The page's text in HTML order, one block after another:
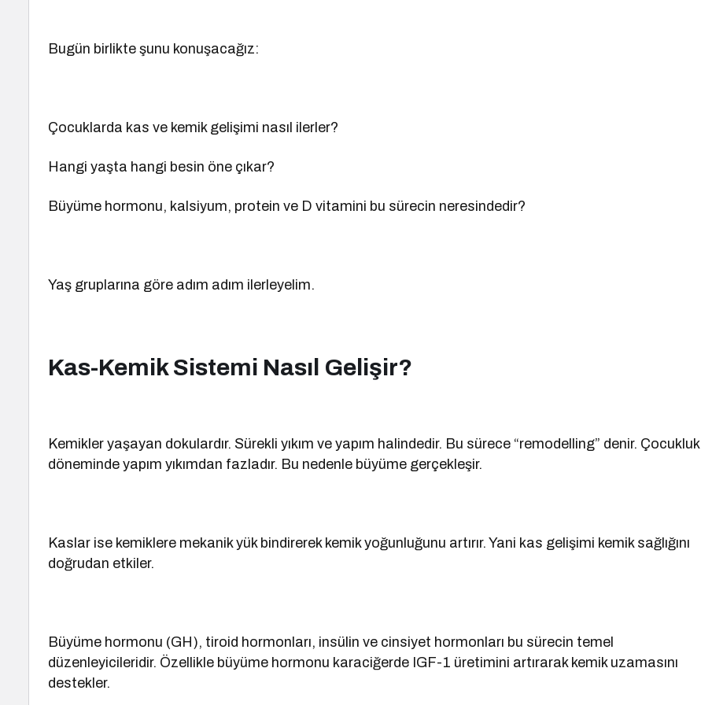
Bugün birlikte şunu konuşacağız:
Çocuklarda kas ve kemik gelişimi nasıl ilerler?
Hangi yaşta hangi besin öne çıkar?
Büyüme hormonu, kalsiyum, protein ve D vitamini bu sürecin neresindedir?
Yaş gruplarına göre adım adım ilerleyelim.
Kas-Kemik Sistemi Nasıl Gelişir?
Kemikler yaşayan dokulardır. Sürekli yıkım ve yapım halindedir. Bu sürece “remodelling” denir. Çocukluk
döneminde yapım yıkımdan fazladır. Bu nedenle büyüme gerçekleşir.
Kaslar ise kemiklere mekanik yük bindirerek kemik yoğunluğunu artırır. Yani kas gelişimi kemik sağlığını
doğrudan etkiler.
Büyüme hormonu (GH), tiroid hormonları, insülin ve cinsiyet hormonları bu sürecin temel
düzenleyicileridir. Özellikle büyüme hormonu karaciğerde IGF-1 üretimini artırarak kemik uzamasını
destekler.